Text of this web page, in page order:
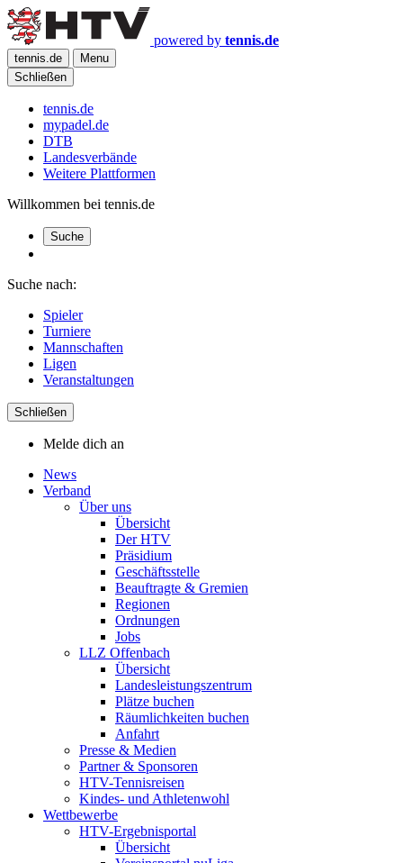
powered by tennis.de
tennis.de
Menu
Schließen
tennis.de
mypadel.de
DTB
Landesverbände
Weitere Plattformen
Willkommen bei tennis.de
Suche
Suche nach:
Spieler
Turniere
Mannschaften
Ligen
Veranstaltungen
Schließen
Melde dich an
News
Verband
Über uns
Übersicht
Der HTV
Präsidium
Geschäftsstelle
Beauftragte & Gremien
Regionen
Ordnungen
Jobs
LLZ Offenbach
Übersicht
Landesleistungszentrum
Plätze buchen
Räumlichkeiten buchen
Anfahrt
Presse & Medien
Partner & Sponsoren
HTV-Tennisreisen
Kindes- und Athletenwohl
Wettbewerbe
HTV-Ergebnisportal
Übersicht